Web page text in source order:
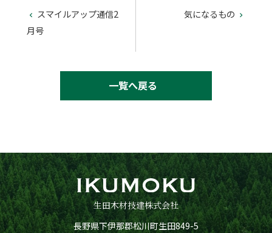

スマイルアップ通信2
月号
気になるもの 
一覧へ戻る
生田木材技建株式会社
長野県下伊那郡松川町生田849-5